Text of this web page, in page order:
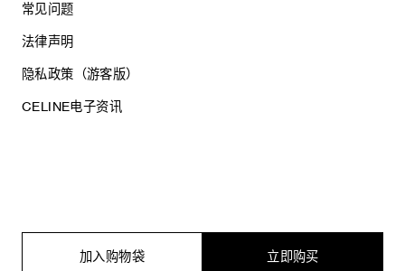
立即购买
加入购物袋
常见问题
法律声明
隐私政策（游客版）
CELINE电子资讯
思琳商贸（上海）有限公司
沪公网安备 31010602005569
电子营业执照